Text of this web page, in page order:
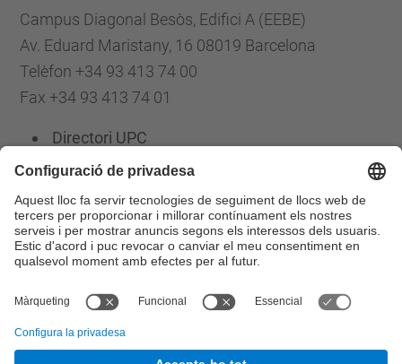
Campus Diagonal Besòs, Edifici A (EEBE)
Av. Eduard Maristany, 16 08019 Barcelona
Telèfon +34 93 413 74 00
Fax +34 93 413 74 01
Directori UPC
Formulari de contacte
Llista Xarxes Socials